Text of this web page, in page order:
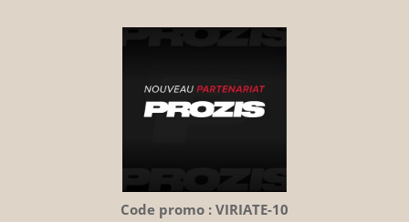
Code promo : VIRIATE-10